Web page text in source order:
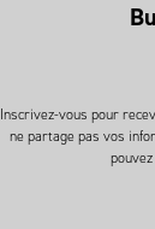
Inscrivez-vous pour
ne partage pas vos